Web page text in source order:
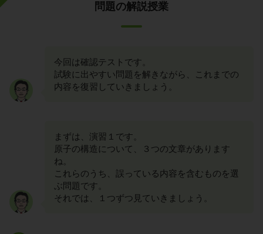
問題の解説授業
今回は確認テストです。
試験に出やすい問題を解きながら、これまでの
内容を復習していきましょう。
まずは、演習１です。
原子の構造について、３つの文章があります
ね。
これらのうち、誤っている内容を含むものを選
ぶ問題です。
それでは、１つずつ見ていきましょう。